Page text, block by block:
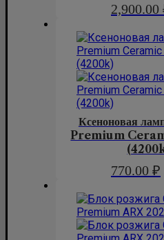
2,900.00
Ксеноновая
Premium
770.00 ₽